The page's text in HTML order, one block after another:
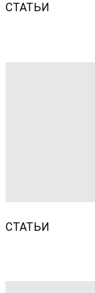
СТАТЬИ
СТАТЬИ